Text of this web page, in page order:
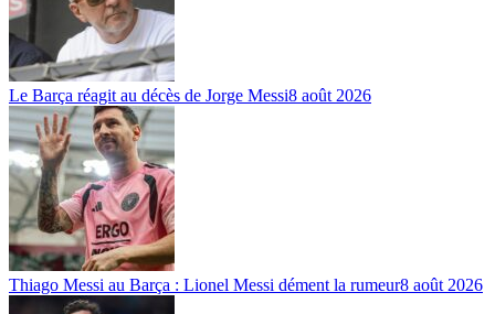
Le Barça réagit au décès de Jorge Messi8 août 2026
Thiago Messi au Barça : Lionel Messi dément la rumeur8 août 2026